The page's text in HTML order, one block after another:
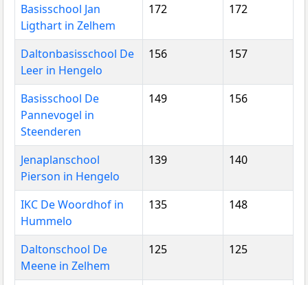
Basisschool Jan
Ligthart in Zelhem
172 172
Daltonbasisschool De
Leer in Hengelo
156 157
Basisschool De
Pannevogel in
Steenderen
149 156
Jenaplanschool
Pierson in Hengelo
139 140
IKC De Woordhof in
Hummelo
135 148
Daltonschool De
Meene in Zelhem
125 125